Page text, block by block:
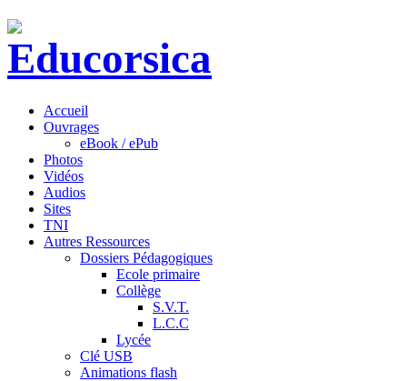
Accueil
Ouvrages
eBook / ePub
Photos
Vidéos
Audios
Sites
TNI
Autres Ressources
Dossiers Pédagogiques
Ecole primaire
Collège
S.V.T.
L.C.C
Lycée
Clé USB
Animations flash